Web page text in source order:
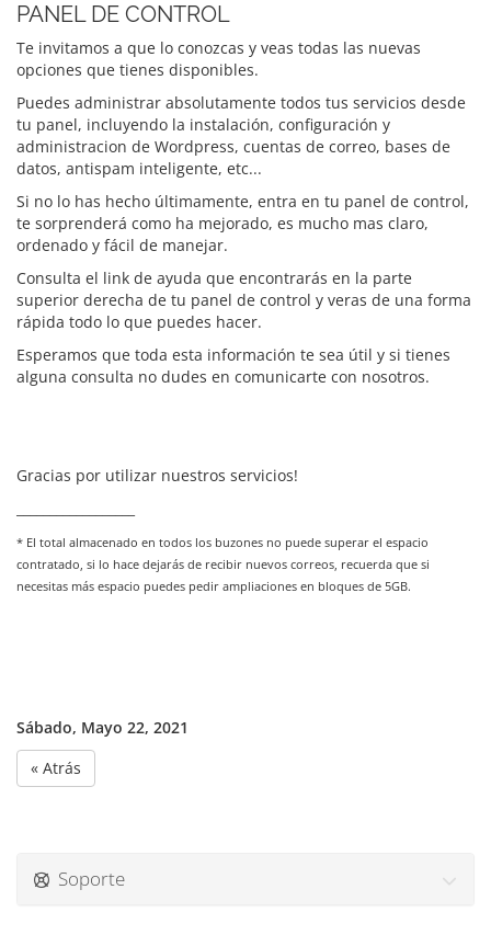
PANEL DE CONTROL
Te invitamos a que lo conozcas y veas todas las nuevas
opciones que tienes disponibles.
Puedes administrar absolutamente todos tus servicios desde
tu panel, incluyendo la instalación, configuración y
administracion de Wordpress, cuentas de correo, bases de
datos, antispam inteligente, etc...
Si no lo has hecho últimamente, entra en tu panel de control,
te sorprenderá como ha mejorado, es mucho mas claro,
ordenado y fácil de manejar.
Consulta el link de ayuda que encontrarás en la parte
superior derecha de tu panel de control y veras de una forma
rápida todo lo que puedes hacer.
Esperamos que toda esta información te sea útil y si tienes
alguna consulta no dudes en comunicarte con nosotros.
Gracias por utilizar nuestros servicios!
* El total almacenado en todos los buzones no puede superar el espacio
contratado, si lo hace dejarás de recibir nuevos correos, recuerda que si
necesitas más espacio puedes pedir ampliaciones en bloques de 5GB.
Sábado, Mayo 22, 2021
« Atrás
Soporte